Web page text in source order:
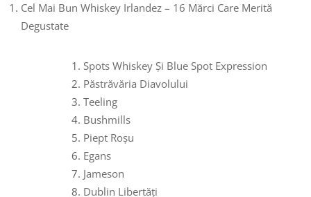
Cel Mai Bun Whiskey Irlandez – 16 Mărci Care Merită
Degustate
Spots Whiskey Și Blue Spot Expression
Păstrăvăria Diavolului
Teeling
Bushmills
Piept Roșu
Egans
Jameson
Dublin Libertăți